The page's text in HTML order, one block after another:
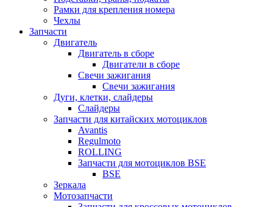
Рамки для крепления номера
Чехлы
Запчасти
Двигатель
Двигатель в сборе
Двигатели в сборе
Свечи зажигания
Свечи зажигания
Дуги, клетки, слайдеры
Слайдеры
Запчасти для китайских мотоциклов
Avantis
Regulmoto
ROLLING
Запчасти для мотоциклов BSE
BSE
Зеркала
Мотозапчасти